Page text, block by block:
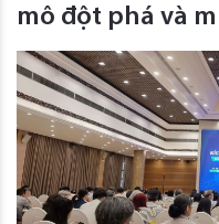
mô đột phá và